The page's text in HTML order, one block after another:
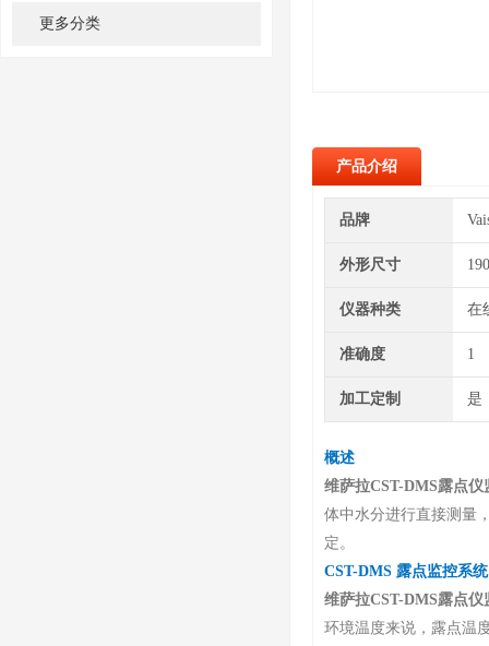
更多分类
产品介绍
品牌
外形尺寸
仪器种类 在
准确度 1
加工定制 是
概述
维萨拉CST-DMS露点
体中水分进行直接测量
定。
CST-DMS 露点监控系统
维萨拉CST-DMS露点
环境温度来说，露点温